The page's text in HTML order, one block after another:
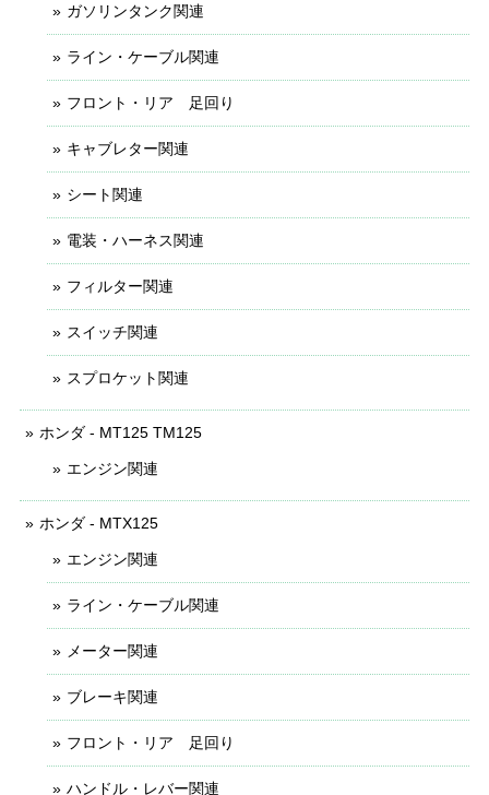
ガソリンタンク関連
ライン・ケーブル関連
フロント・リア 足回り
キャブレター関連
シート関連
電装・ハーネス関連
フィルター関連
スイッチ関連
スプロケット関連
ホンダ - MT125 TM125
エンジン関連
ホンダ - MTX125
エンジン関連
ライン・ケーブル関連
メーター関連
ブレーキ関連
フロント・リア 足回り
ハンドル・レバー関連